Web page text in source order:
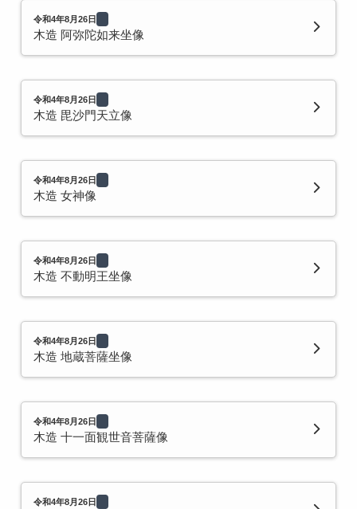
令和4年8月26日
木造 阿弥陀如来坐像
令和4年8月26日
木造 毘沙門天立像
令和4年8月26日
木造 女神像
令和4年8月26日
木造 不動明王坐像
令和4年8月26日
木造 地蔵菩薩坐像
令和4年8月26日
木造 十一面観世音菩薩像
令和4年8月26日